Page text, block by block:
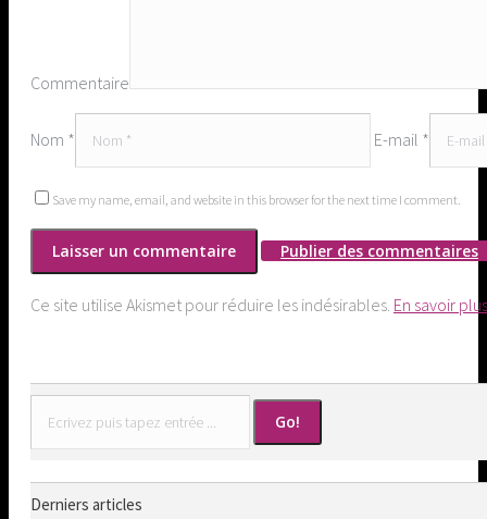
Commentaire
Nom * E-mail *
Save my name, email, and website in this browser for the next time I comment.
Publier des commentaires
Ce site utilise Akismet pour réduire les indésirables. En savoir
Derniers articles